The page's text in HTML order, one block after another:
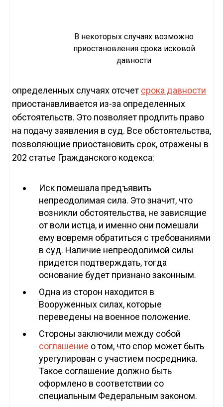
В некоторых случаях возможно
приостановления срока исковой
давности
определенных случаях отсчет срока давности
приостанавливается из-за определенных
обстоятельств. Это позволяет продлить право
на подачу заявления в суд. Все обстоятельства,
позволяющие приостановить срок, отражены в
202 статье Гражданского кодекса:
Иск помешала предъявить
непреодолимая сила. Это значит, что
возникли обстоятельства, не зависящие
от воли истца, и именно они помешали
ему вовремя обратиться с требованиями
в суд. Наличие непреодолимой силы
придется подтверждать, тогда
основание будет признано законным.
Одна из сторон находится в
Вооруженных силах, которые
переведены на военное положение.
Стороны заключили между собой
соглашение о том, что спор может быть
урегулирован с участием посредника.
Такое соглашение должно быть
оформлено в соответствии со
специальным Федеральным законом.